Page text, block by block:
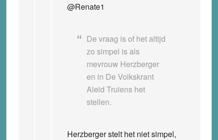
@Renate1
De vraag is of het altijd
zo simpel is als
mevrouw Herzberger
en in De Volkskrant
Aleid Truiens het
stellen.
Herzberger stelt het niet simpel,